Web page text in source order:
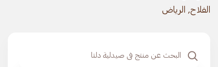
الفلاح, الرياض